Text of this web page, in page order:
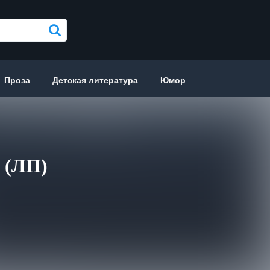
Проза Детская литература Юмор
(ЛП)